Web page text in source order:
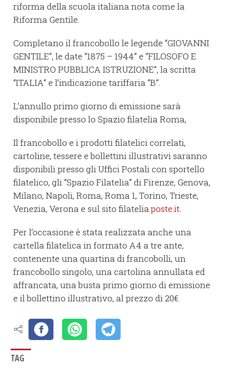
riforma della scuola italiana nota come la
Riforma Gentile.
Completano il francobollo le legende “GIOVANNI
GENTILE”, le date “1875 – 1944” e “FILOSOFO E
MINISTRO PUBBLICA ISTRUZIONE”, la scritta
“ITALIA” e l’indicazione tariffaria “B”.
L’annullo primo giorno di emissione sarà
disponibile presso lo Spazio filatelia Roma,
Il francobollo e i prodotti filatelici correlati,
cartoline, tessere e bollettini illustrativi saranno
disponibili presso gli Uffici Postali con sportello
filatelico, gli “Spazio Filatelia” di Firenze, Genova,
Milano, Napoli, Roma, Roma 1, Torino, Trieste,
Venezia, Verona e sul sito filatelia.poste.it.
Per l’occasione è stata realizzata anche una
cartella filatelica in formato A4 a tre ante,
contenente una quartina di francobolli, un
francobollo singolo, una cartolina annullata ed
affrancata, una busta primo giorno di emissione
e il bollettino illustrativo, al prezzo di 20€.
TAG